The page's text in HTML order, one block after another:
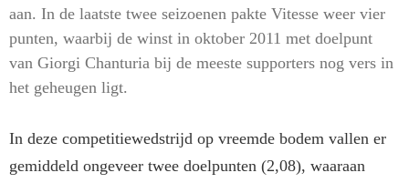
aan. In de laatste twee seizoenen pakte Vitesse weer vier
punten, waarbij de winst in oktober 2011 met doelpunt
van Giorgi Chanturia bij de meeste supporters nog vers in
het geheugen ligt.
In deze competitiewedstrijd op vreemde bodem vallen er
gemiddeld ongeveer twee doelpunten (2,08), waaraan